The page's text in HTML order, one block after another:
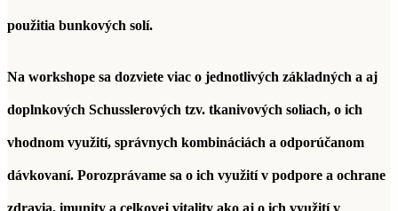
použitia bunkových solí.
Na workshope sa dozviete viac o jednotlivých základných a aj
doplnkových Schusslerových tzv. tkanivových soliach, o ich
vhodnom využití, správnych kombináciách a odporúčanom
dávkovaní. Porozprávame sa o ich využití v podpore a ochrane